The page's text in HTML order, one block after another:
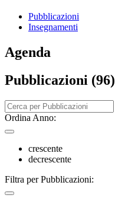
Pubblicazioni
Insegnamenti
Agenda
Pubblicazioni (96)
Ordina Anno:
crescente
decrescente
Filtra per Pubblicazioni: